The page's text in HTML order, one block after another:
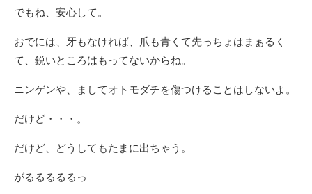
でもね、安心して。
おでには、牙もなければ、爪も青くて先っちょはまぁるく
て、鋭いところはもってないからね。
ニンゲンや、ましてオトモダチを傷つけることはしないよ。
だけど・・・。
だけど、どうしてもたまに出ちゃう。
がるるるるるっ